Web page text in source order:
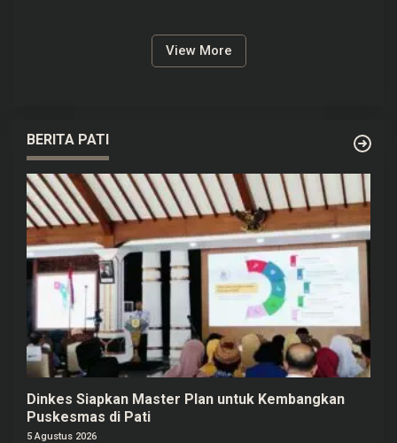
View More
BERITA PATI
Dinkes Siapkan Master Plan untuk Kembangkan
Puskesmas di Pati
5 Agustus 2026